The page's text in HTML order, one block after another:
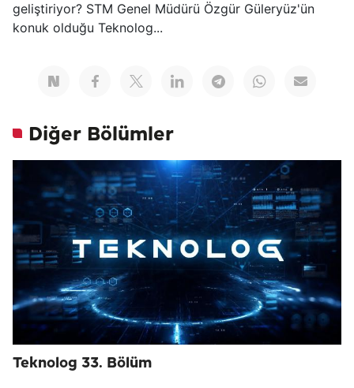
geliştiriyor? STM Genel Müdürü Özgür Güleryüz'ün
konuk olduğu Teknolog...
Diğer Bölümler
Teknolog 33. Bölüm